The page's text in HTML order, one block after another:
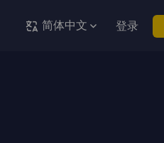
简体中文 登录